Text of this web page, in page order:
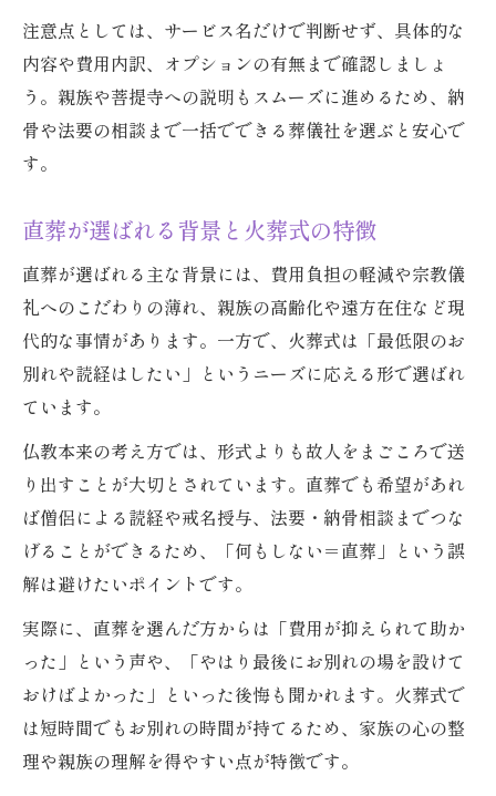
注意点としては、サービス名だけで判断せず、具体的な
内容や費用内訳、オプションの有無まで確認しましょ
う。親族や菩提寺への説明もスムーズに進めるため、納
骨や法要の相談まで一括でできる葬儀社を選ぶと安心で
す。
直葬が選ばれる背景と火葬式の特徴
直葬が選ばれる主な背景には、費用負担の軽減や宗教儀
礼へのこだわりの薄れ、親族の高齢化や遠方在住など現
代的な事情があります。一方で、火葬式は「最低限のお
別れや読経はしたい」というニーズに応える形で選ばれ
ています。
仏教本来の考え方では、形式よりも故人をまごころで送
り出すことが大切とされています。直葬でも希望があれ
ば僧侶による読経や戒名授与、法要・納骨相談までつな
げることができるため、「何もしない＝直葬」という誤
解は避けたいポイントです。
実際に、直葬を選んだ方からは「費用が抑えられて助か
った」という声や、「やはり最後にお別れの場を設けて
おけばよかった」といった後悔も聞かれます。火葬式で
は短時間でもお別れの時間が持てるため、家族の心の整
理や親族の理解を得やすい点が特徴です。